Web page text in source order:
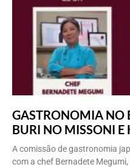
GASTRONOMIA NO
BURI NO MISSONI E
A comissão de gastronomia
com a chef Bernadete